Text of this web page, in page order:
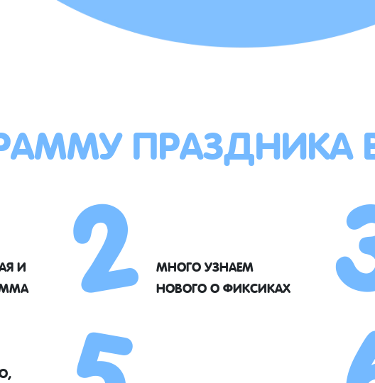
ПРАЗДНИКА
И
2МНОГО УЗНАЕМ
НОВОГО О ФИКСИКАХ